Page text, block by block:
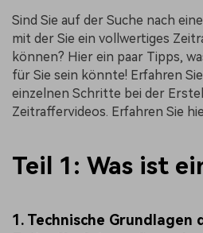
Sind Sie auf der Suche nach
mit der Sie ein vollwertiges
können? Hier ein paar Tipps,
für Sie sein könnte! Erfahren
einzelnen Schritte bei der
Zeitraffervideos. Erfahren Sie
Teil 1: Was ist
1. Technische Grundlagen